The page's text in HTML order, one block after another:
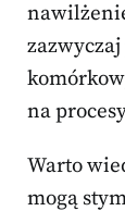
na
Warto
mogą